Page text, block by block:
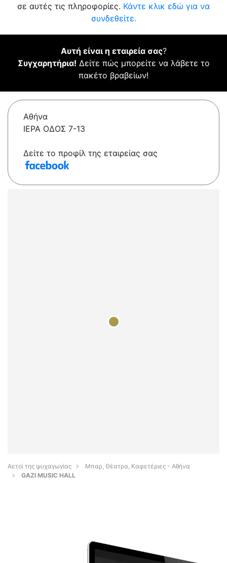
σε αυτές τις πληροφορίες. Κάντε κλικ εδώ για να
συνδεθείτε.
Αυτή είναι η εταιρεία σας?
Συγχαρητήρια! Δείτε πώς μπορείτε να λάβετε το
πακέτο βραβείων!
Αθήνα
ΙΕΡΑ ΟΔΟΣ 7-13
Δείτε το προφίλ της εταιρείας σας
Αετοί της ψυχαγωγίας
Μπαρ, Θέατρα, Καφετέριες - Αθήνα
GAZI MUSIC HALL